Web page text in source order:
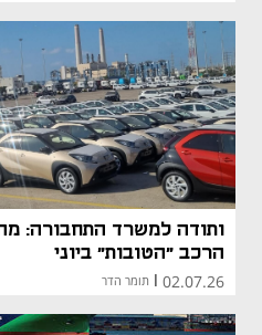
ותודה למשרד התחבורה:
הרכב "הטובות" ביוני
02.07.26 תומר הדר